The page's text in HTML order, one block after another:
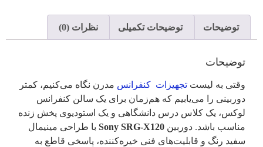
توضیحات توضیحات تکمیلی نظرات (0)
توضیحات
وقتی به لیست تجهیزات کنفرانس مدرن نگاه می‌کنیم، کمتر
دوربینی را می‌یابیم که هم‌زمان برای یک سالن کنفرانس
لوکس، یک کلاس درس دانشگاهی و یک استودیوی پخش زنده
مناسب باشد. دوربین Sony SRG-X120 با طراحی مینیمال
سفید رنگ و قابلیت‌های فنی خیره‌کننده، پاسخی قاطع به